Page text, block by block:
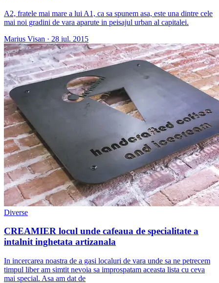
A2, fratele mai mare a lui A1, ca sa spunem asa, este una dintre cele
mai noi gradini de vara aparute in peisajul urban al capitalei.
Marius Visan · 28 iul. 2015
Diverse
CREAMIER locul unde cafeaua de specialitate a
intalnit inghetata artizanala
In incercarea noastra de a gasi localuri de vara unde sa ne petrecem
timpul liber am simtit nevoia sa improspatam aceasta lista cu ceva
mai special. Asa am dat de